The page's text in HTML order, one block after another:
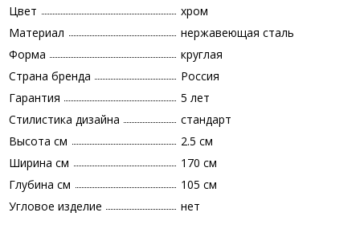
Цвет
хром
Материал
нержавеющая сталь
Форма
круглая
Страна бренда
Россия
Гарантия
5 лет
Стилистика дизайна
стандарт
Высота см
2.5 см
Ширина см
170 см
Глубина см
105 см
Угловое изделие
нет